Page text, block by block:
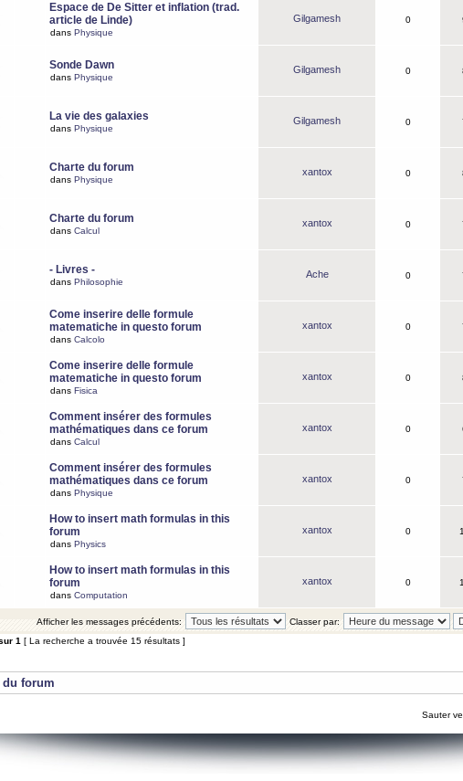
Espace de De Sitter et inflation (trad.
article de Linde)
dans Physique
Gilgamesh 0
Sonde Dawn
dans Physique
Gilgamesh 0
La vie des galaxies
dans Physique
Gilgamesh 0
Charte du forum
dans Physique
xantox 0
Charte du forum
dans Calcul
xantox 0
- Livres -
dans Philosophie
Ache 0
Come inserire delle formule
matematiche in questo forum
dans Calcolo
xantox 0
Come inserire delle formule
matematiche in questo forum
dans Fisica
xantox 0
Comment insérer des formules
mathématiques dans ce forum
dans Calcul
xantox 0
Comment insérer des formules
mathématiques dans ce forum
dans Physique
xantox 0
How to insert math formulas in this
forum
dans Physics
xantox 0
How to insert math formulas in this
forum
dans Computation
xantox 0
Afficher les messages précédents:
Classer par:
1 [ La recherche a trouvée 15 résultats ]
du forum
Sauter